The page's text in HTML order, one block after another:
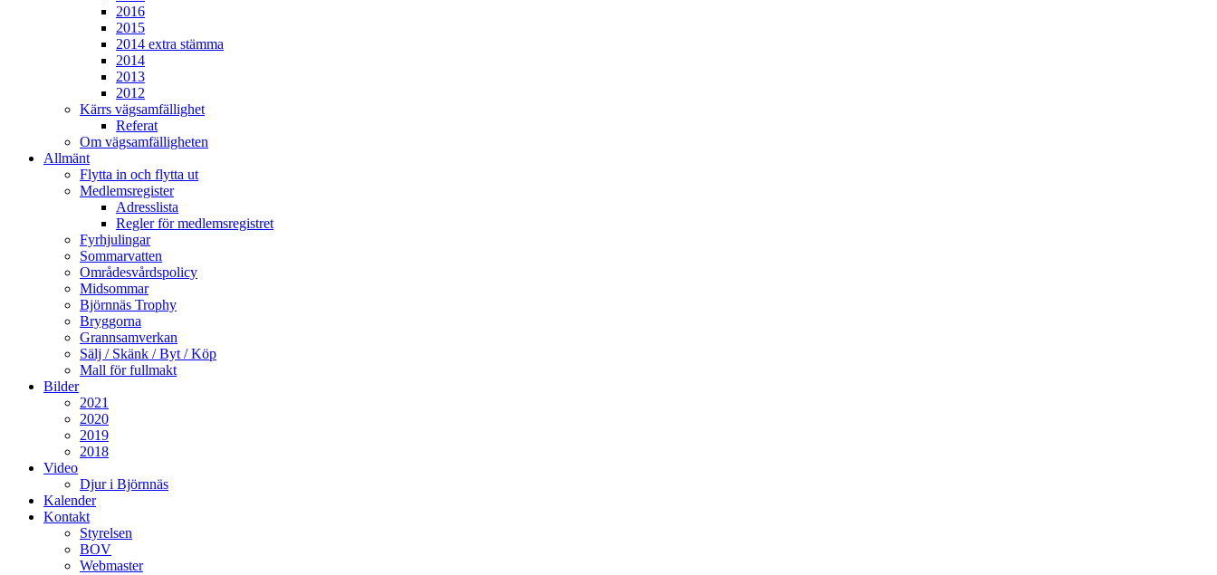
2016
2015
2014 extra stämma
2014
2013
2012
Kärrs vägsamfällighet
Referat
Om vägsamfälligheten
Allmänt
Flytta in och flytta ut
Medlemsregister
Adresslista
Regler för medlemsregistret
Fyrhjulingar
Sommarvatten
Områdesvårdspolicy
Midsommar
Björnnäs Trophy
Bryggorna
Grannsamverkan
Sälj / Skänk / Byt / Köp
Mall för fullmakt
Bilder
2021
2020
2019
2018
Video
Djur i Björnnäs
Kalender
Kontakt
Styrelsen
BOV
Webmaster